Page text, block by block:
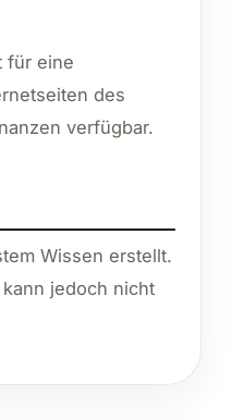
für eine
des
verfügbar.
Wissen erstellt.
jedoch nicht